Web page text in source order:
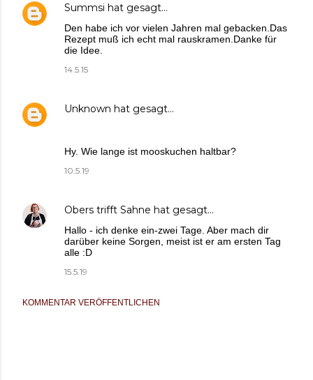
Summsi hat gesagt…
Den habe ich vor vielen Jahren mal gebacken.Das
Rezept muß ich echt mal rauskramen.Danke für
die Idee.
14.5.15
Unknown hat gesagt…
Hy. Wie lange ist mooskuchen haltbar?
10.5.19
Obers trifft Sahne hat gesagt…
Hallo - ich denke ein-zwei Tage. Aber mach dir
darüber keine Sorgen, meist ist er am ersten Tag
alle :D
15.5.19
KOMMENTAR VERÖFFENTLICHEN